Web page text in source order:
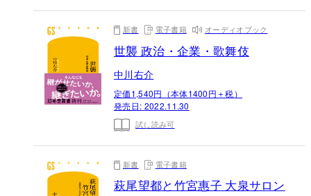
新書 電子書籍 オーディオブック
世襲 政治・企業・歌舞伎
中川右介
定価1,540円（本体1400円＋税）
発売日: 2022.11.30
試し読み可
新書 電子書籍
萩尾望都と竹宮惠子 大泉サロン